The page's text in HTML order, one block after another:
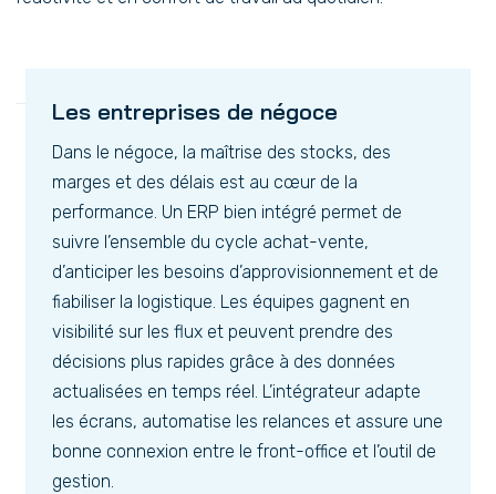
Les entreprises de négoce
Dans le négoce, la maîtrise des stocks, des
marges et des délais est au cœur de la
performance. Un ERP bien intégré permet de
suivre l’ensemble du cycle achat-vente,
d’anticiper les besoins d’approvisionnement et de
fiabiliser la logistique. Les équipes gagnent en
visibilité sur les flux et peuvent prendre des
décisions plus rapides grâce à des données
actualisées en temps réel. L’intégrateur adapte
les écrans, automatise les relances et assure une
bonne connexion entre le front-office et l’outil de
gestion.